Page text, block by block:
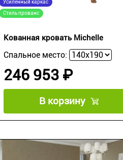
Усиленный каркас
Стиль прованс
Кованная кровать Michelle
Спальное место:
246 953 ₽
В корзину